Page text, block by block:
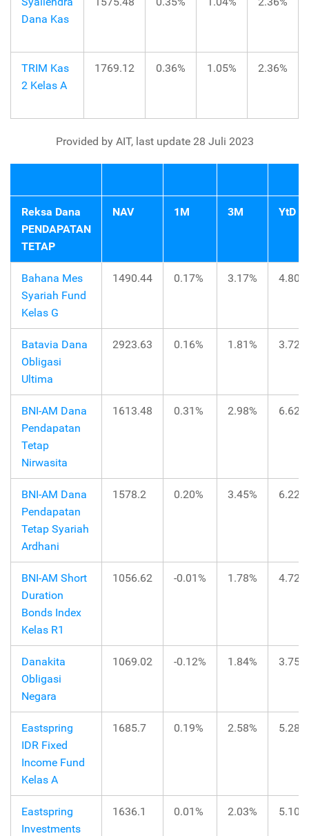
Dana Kas
TRIM Kas
2 Kelas A
1769.12 0.36% 1.05% 2.36%
Provided by AIT, last update 28 Juli 2023
Reksa Dana
PENDAPATAN
TETAP
NAV 1M 3M YtD
Bahana Mes
Syariah Fund
Kelas G
1490.44 0.17% 3.17% 4.80%
Batavia Dana
Obligasi
Ultima
2923.63 0.16% 1.81% 3.72%
BNI-AM Dana
Pendapatan
Tetap
Nirwasita
1613.48 0.31% 2.98% 6.62%
BNI-AM Dana
Pendapatan
Tetap Syariah
Ardhani
1578.2 0.20% 3.45% 6.22%
BNI-AM Short
Duration
Bonds Index
Kelas R1
1056.62 -0.01% 1.78% 4.72%
Danakita
Obligasi
Negara
1069.02 -0.12% 1.84% 3.75%
Eastspring
IDR Fixed
Income Fund
Kelas A
1685.7 0.19% 2.58% 5.28%
Eastspring
Investments
1636.1 0.01% 2.03% 5.10%